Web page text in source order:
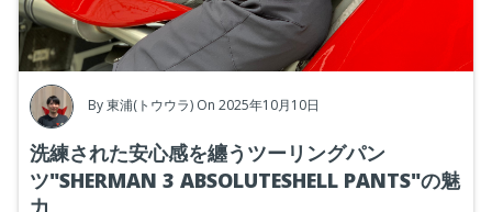
By東浦(トウウラ) On 2025年10月10日
洗練された安心感を纏うツーリングパン
ツ"SHERMAN 3 ABSOLUTESHELL PANTS"の魅